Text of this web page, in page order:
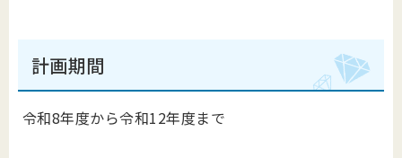
計画期間
令和8年度から令和12年度まで